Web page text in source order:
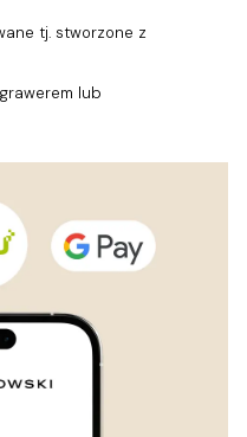
tj. stworzone z
lub